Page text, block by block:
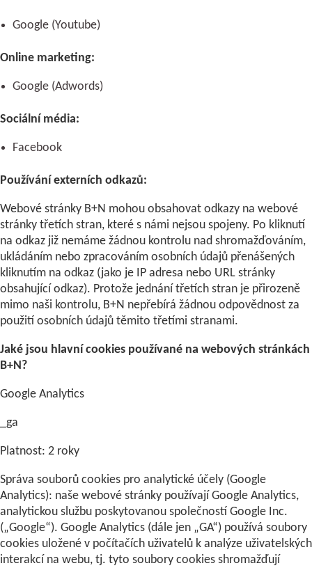
Google (Youtube)
Online marketing:
Google (Adwords)
Sociální média:
Facebook
Používání externích odkazů:
Webové stránky B+N mohou obsahovat odkazy na webové
stránky třetích stran, které s námi nejsou spojeny. Po kliknutí
na odkaz již nemáme žádnou kontrolu nad shromažďováním,
ukládáním nebo zpracováním osobních údajů přenášených
kliknutím na odkaz (jako je IP adresa nebo URL stránky
obsahující odkaz). Protože jednání třetích stran je přirozeně
mimo naši kontrolu, B+N nepřebírá žádnou odpovědnost za
použití osobních údajů těmito třetími stranami.
Jaké jsou hlavní cookies používané na webových stránkách
B+N?
Google Analytics
_ga
Platnost: 2 roky
Správa souborů cookies pro analytické účely (Google
Analytics): naše webové stránky používají Google Analytics,
analytickou službu poskytovanou společností Google Inc.
(„Google“). Google Analytics (dále jen „GA“) používá soubory
cookies uložené v počítačích uživatelů k analýze uživatelských
interakcí na webu, tj. tyto soubory cookies shromažďují